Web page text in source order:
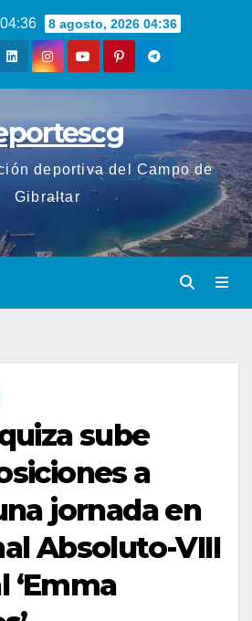
8 agosto, 2026 04:36
deportiva del Campo de
Gibraltar
sube
a
jornada en
Absoluto-VIII
‘Emma